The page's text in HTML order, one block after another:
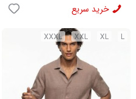
خرید سریع
L
XL
XXL
XXXL